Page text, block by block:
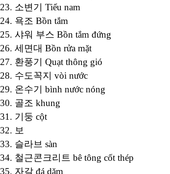
23. 소변기 Tiểu nam
24. 욕조 Bồn tắm
25. 샤워 부스 Bồn tắm đứng
26. 세면대 Bồn rửa mặt
27. 환풍기 Quạt thông gió
28. 수도꼭지 vòi nước
29. 온수기 bình nước nóng
30. 골조 khung
31. 기둥 cột
32. 보
33. 슬라브 sàn
34. 철근콘크리트 bê tông cốt thép
35. 자갈 đá dăm